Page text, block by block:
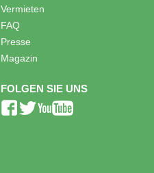
Vermieten
FAQ
Presse
Magazin
FOLGEN SIE UNS